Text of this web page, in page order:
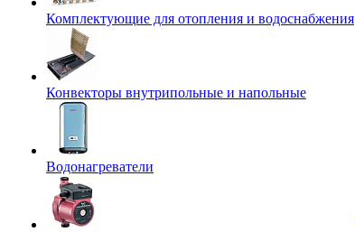
Комплектующие для отопления и водоснабжения
Конвекторы внутрипольные и напольные
Водонагреватели